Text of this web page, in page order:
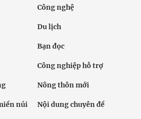
Công nghệ
Du lịch
Bạn đọc
Công nghiệp hỗ trợ
Nông thôn mới
núi Nội dung chuyên đề